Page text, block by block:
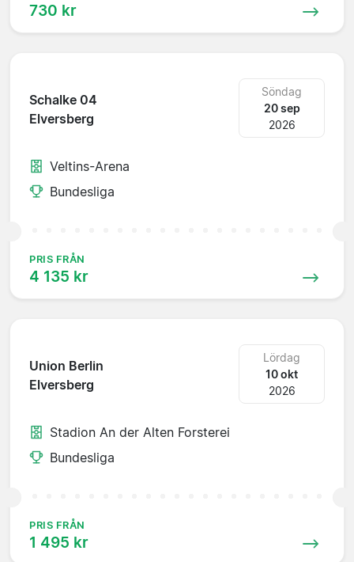
730 kr
Schalke 04
Elversberg
Söndag
20 sep
2026
Veltins-Arena
Bundesliga
PRIS FRÅN
4 135 kr
Union Berlin
Elversberg
Lördag
10 okt
2026
Stadion An der Alten Forsterei
Bundesliga
PRIS FRÅN
1 495 kr